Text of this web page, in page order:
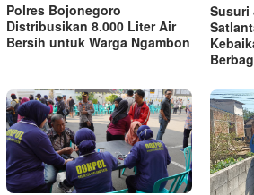
Polres Bojonegoro
Distribusikan 8.000 Liter Air
Bersih untuk Warga Ngambon
Susuri